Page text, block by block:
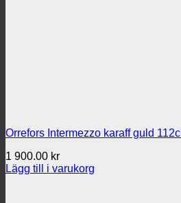
Orrefors Intermezzo karaff guld 112cl
1 900.00 kr
Lägg till i varukorg